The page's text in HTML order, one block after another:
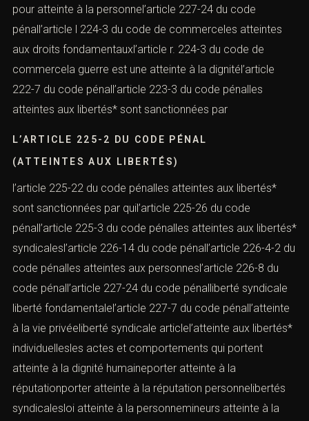
pour atteinte à la personnel’article 227-24 du code
pénall’article l 224-3 du code de commerceles atteintes
aux droits fondamentauxl’article r. 224-3 du code de
commercela guerre est une atteinte à la dignitél’article
222-7 du code pénall’article 223-3 du code pénalles
atteintes aux libertés* sont sanctionnées par
L’ARTICLE 225-2 DU CODE PÉNAL
(ATTEINTES AUX LIBERTÉS)
l’article 225-22 du code pénalles atteintes aux libertés*
sont sanctionnées par quil’article 225-26 du code
pénall’article 225-3 du code pénalles atteintes aux libertés*
syndicalesl’article 226-14 du code pénall’article 226-4-2 du
code pénalles atteintes aux personnesl’article 226-8 du
code pénall’article 227-24 du code pénalliberté syndicale
liberté fondamentalel’article 227-7 du code pénall’atteinte
à la vie privéeliberté syndicale articlel’atteinte aux libertés*
individuellesles actes et comportements qui portent
atteinte à la dignité humaineporter atteinte à la
réputationporter atteinte à la réputation personnelibertés
syndicalesloi atteinte à la personnemineurs atteinte à la